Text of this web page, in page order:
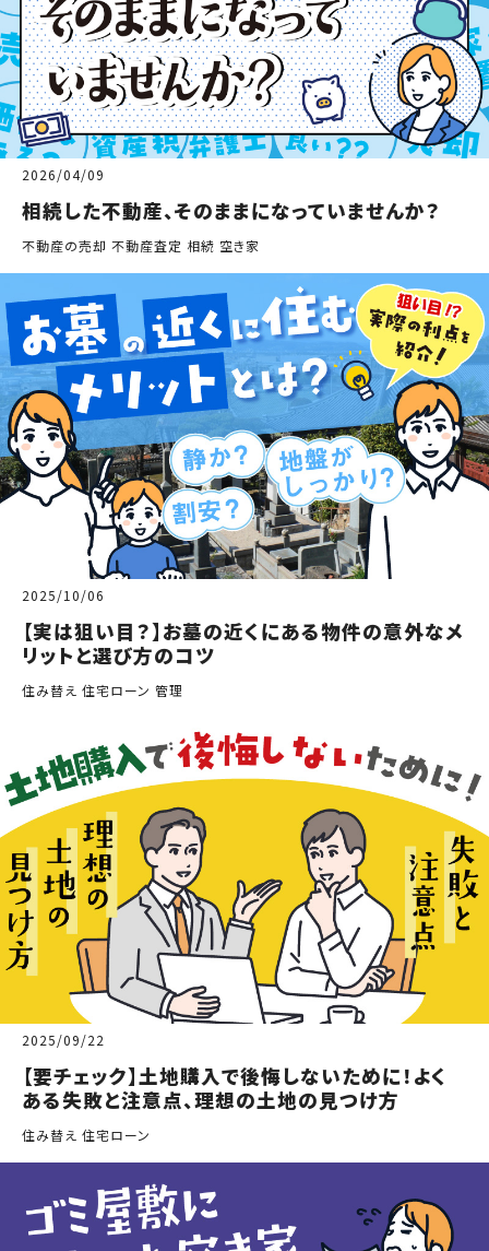
2026/04/09
相続した不動産、そのままになっていませんか？
不動産の売却 不動産査定 相続 空き家
2025/10/06
【実は狙い目？】お墓の近くにある物件の意外なメ
リットと選び方のコツ
住み替え 住宅ローン 管理
2025/09/22
【要チェック】土地購入で後悔しないために！よく
ある失敗と注意点、理想の土地の見つけ方
住み替え 住宅ローン